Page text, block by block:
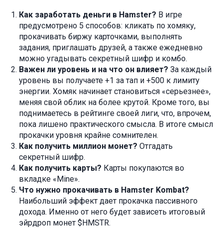
Как заработать деньги в Hamster? В игре
предусмотрено 5 способов: кликать по хомяку,
прокачивать биржу карточками, выполнять
задания, приглашать друзей, а также ежедневно
можно угадывать секретный шифр и комбо.
Важен ли уровень и на что он влияет? За каждый
уровень вы получаете +1 за тап и +500 к лимиту
энергии. Хомяк начинает становиться «серьезнее»,
меняя свой облик на более крутой. Кроме того, вы
поднимаетесь в рейтинге своей лиги, что, впрочем,
пока лишено практического смысла. В итоге смысл
прокачки уровня крайне сомнителен.
Как получить миллион монет? Отгадать
секретный шифр.
Как получить карты? Карты покупаются во
вкладке «Mine».
Что нужно прокачивать в Hamster Kombat?
Наибольший эффект дает прокачка пассивного
дохода. Именно от него будет зависеть итоговый
эйрдроп монет $HMSTR.